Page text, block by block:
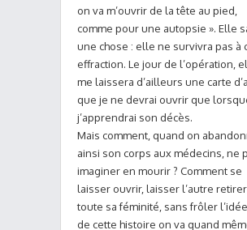
on va m’ouvrir de la tête au pied,
comme pour une autopsie ». Elle
une chose : elle ne survivra pas à
effraction. Le jour de l’opération,
me laissera d’ailleurs une carte
que je ne devrai ouvrir que
j’apprendrai son décès.
Mais comment, quand on
ainsi son corps aux médecins, ne
imaginer en mourir ? Comment se
laisser ouvrir, laisser l’autre retirer
toute sa féminité, sans frôler
de cette histoire on va quand